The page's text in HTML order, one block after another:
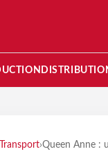
Transport›Queen Anne :